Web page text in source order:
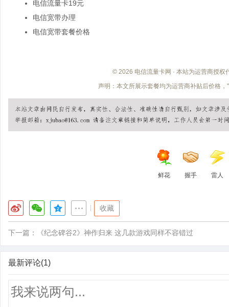
电信流量卡19元
电信宽带办理
电信宽带套餐价格
© 2026 电信流量卡网 · 本站为运营商授权
声明：本文所展示套餐均为运营商补贴后价格
鲜花 握手 雷人
收藏
下一篇： 《纪念碑谷2》神作归来 这几款游戏同样不容错过
最新评论(1)